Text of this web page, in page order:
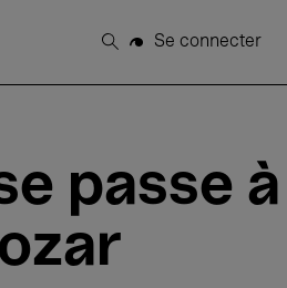
Rechercher
Se connecter
passe à